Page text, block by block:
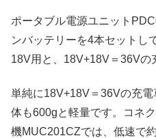
ポータブル電源ユニット
ンバッテリーを4本セットし
18V用と、18V+18V＝36Vの
単純に18V+18V＝36Vの充
体も600gと軽量です。コネ
機MUC201CZでは、低速で